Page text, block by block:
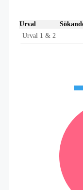
Urval
Urval 1 & 2